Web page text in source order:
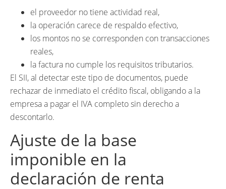
el proveedor no tiene actividad real,
la operación carece de respaldo efectivo,
los montos no se corresponden con transacciones
reales,
la factura no cumple los requisitos tributarios.
El SII, al detectar este tipo de documentos, puede
rechazar de inmediato el crédito fiscal, obligando a la
empresa a pagar el IVA completo sin derecho a
descontarlo.
Ajuste de la base
imponible en la
declaración de renta